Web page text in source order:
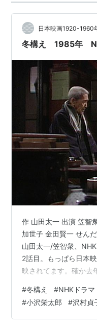
日本映画1920-1960
冬構え 1985年
作 山田太一 出演 笠智
加世子 金田賢一 せん
山田太一/笠智衆、
2話目。もっぱら日本
映されてます。確か去
がありました。藤原釜
得。もっと年齢がすす
なくなるかもしれない
#冬構え #NHKドラマ
#小沢栄太郎 #沢村貞